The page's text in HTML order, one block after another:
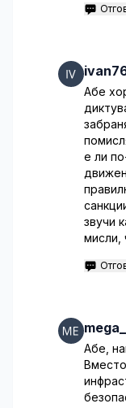
Абе
е ли
звучи
мисли,
Абе,